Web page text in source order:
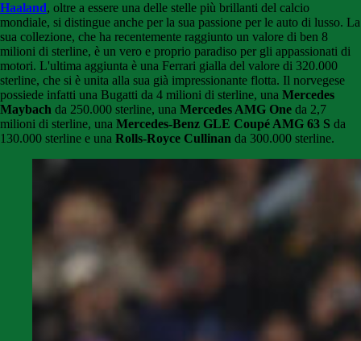
Haaland, oltre a essere una delle stelle più brillanti del calcio
mondiale, si distingue anche per la sua passione per le auto di lusso. La
sua collezione, che ha recentemente raggiunto un valore di ben 8
milioni di sterline, è un vero e proprio paradiso per gli appassionati di
motori. L'ultima aggiunta è una Ferrari gialla del valore di 320.000
sterline, che si è unita alla sua già impressionante flotta. Il norvegese
possiede infatti una Bugatti da 4 milioni di sterline, una Mercedes
Maybach da 250.000 sterline, una Mercedes AMG One da 2,7
milioni di sterline, una Mercedes-Benz GLE Coupé AMG 63 S da
130.000 sterline e una Rolls-Royce Cullinan da 300.000 sterline.